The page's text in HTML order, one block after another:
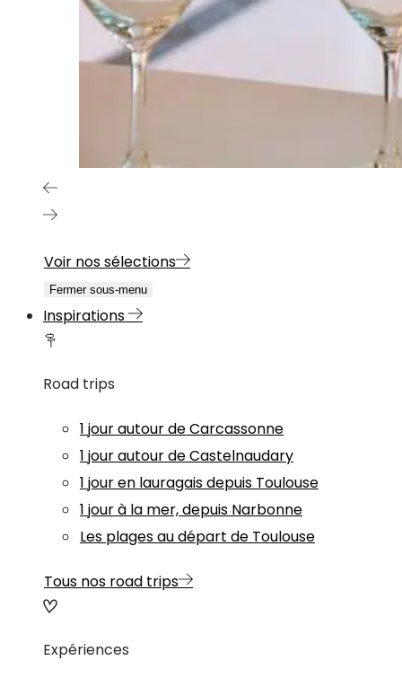
Voir nos sélections
Fermer sous-menu
Inspirations
Road trips
1 jour autour de Carcassonne
1 jour autour de Castelnaudary
1 jour en lauragais depuis Toulouse
1 jour à la mer, depuis Narbonne
Les plages au départ de Toulouse
Tous nos road trips
Expériences